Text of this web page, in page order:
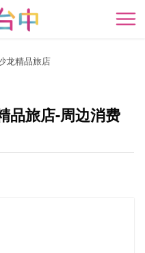
开
龙精品旅店
品旅店-周边消费